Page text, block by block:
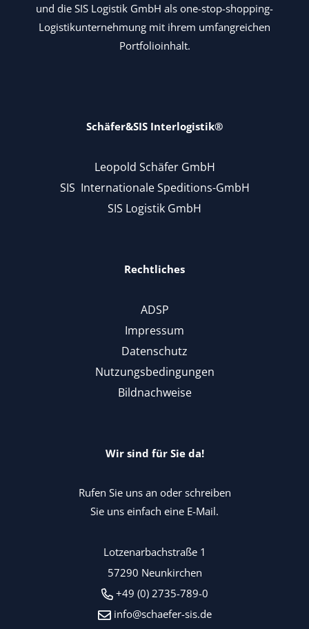
und die SIS Logistik GmbH als one-stop-shopping-
Logistikunternehmung mit ihrem umfangreichen
Portfolioinhalt.
Schäfer&SIS Interlogistik®
Leopold Schäfer GmbH
SIS Internationale Speditions-GmbH
SIS Logistik GmbH
Rechtliches
ADSP
Impressum
Datenschutz
Nutzungsbedingungen
Bildnachweise
Wir sind für Sie da!
Rufen Sie uns an oder schreiben
Sie uns einfach eine E-Mail.
Lotzenarbachstraße 1
57290 Neunkirchen
+49 (0) 2735-789-0
info@schaefer-sis.de